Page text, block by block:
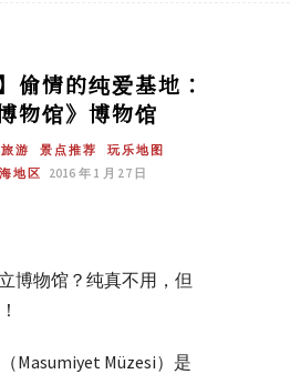
偷情的纯爱基地：
物馆》博物馆
旅游 景点推荐
玩乐地图
地区
2016 年 1 月 27 日
博物馆？纯真不用，但
Masumiyet Müzesi）是